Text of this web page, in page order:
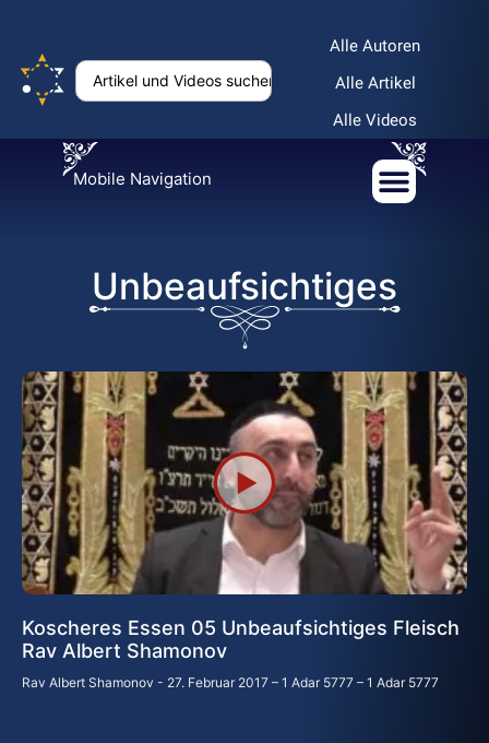
Alle Autoren
Alle Artikel
Alle Videos
Mobile Navigation
Unbeaufsichtiges
Koscheres Essen 05 Unbeaufsichtiges Fleisch
Rav Albert Shamonov
Rav Albert Shamonov 27. Februar 2017 – 1 Adar 5777 – 1 Adar 5777